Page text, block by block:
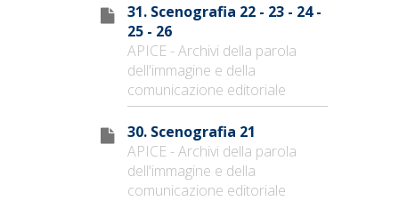
31. Scenografia 22 - 23 - 24 -
25 - 26
APICE - Archivi della parola
dell'immagine e della
comunicazione editoriale
30. Scenografia 21
APICE - Archivi della parola
dell'immagine e della
comunicazione editoriale